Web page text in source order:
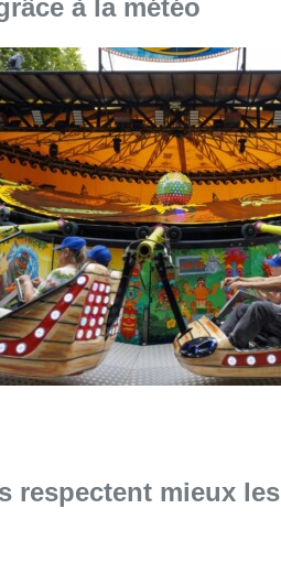
l'article "Foire du Midi: les
respectent mieux les